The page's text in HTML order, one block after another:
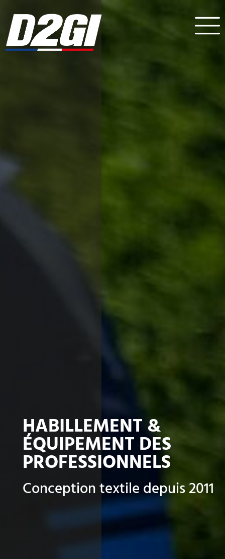
HABILLEMENT &
ÉQUIPEMENT DES
PROFESSIONNELS
Conception textile depuis 2011